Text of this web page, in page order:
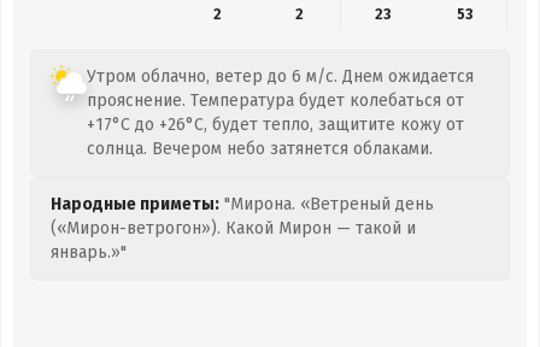
2
2 23 53
Утром облачно, ветер до 6 м/с. Днем ожидается
прояснение. Температура будет колебаться от
+17°C до +26°C, будет тепло, защитите кожу от
солнца. Вечером небо затянется облаками.
Народные приметы: "Мирона. «Ветреный день
(«Мирон-ветрогон»). Какой Мирон — такой и
январь.»"